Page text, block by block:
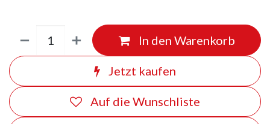
In den Warenkorb
Jetzt kaufen
Auf die Wunschliste